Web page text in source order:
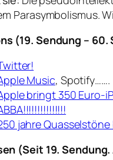
Parasymbolismus.
(19. Sendung – 60.
Music, Spotify…….
bringt 350 Euro-
jahre
(Seit 19.